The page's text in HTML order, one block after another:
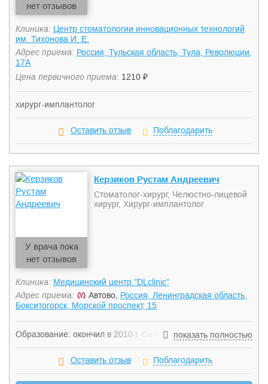
нет отзывов
Клиника: Центр стоматологии инновационных технологий
им. Тихонова И. Е.
Адрес приема: Россия, Тульская область, Тула, Революции,
17А
Цена первичного приема: 1210 ₽
хирург-имплантолог
Оставить отзыв Поблагодарить
У врача пока
нет отзывов
Керзиков Рустам Андреевич
Стоматолог-хирург, Челюстно-лицевой
хирург, Хирург-имплантолог
Клиника: Медицинский центр "DLclinic"
Адрес приема:
Автово, Россия, Ленинградская область,
Бокситогорск, Морской проспект, 15
Образование: окончил в 2010 г. Санкт-Петербургский
государственный медицинский университет им. академика
И.П. Павлова по специальности «Стоматология». В 2011 г.
показать полностью
Оставить отзыв Поблагодарить